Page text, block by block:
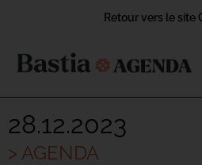
Retour vers le site
28.12.2023
> AGENDA